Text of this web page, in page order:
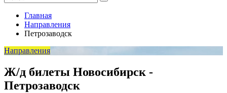
Главная
Направления
Петрозаводск
Направления
Ж/д билеты Новосибирск -
Петрозаводск